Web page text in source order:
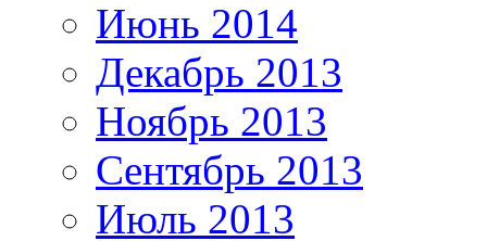
Июнь 2014
Декабрь 2013
Ноябрь 2013
Сентябрь 2013
Июль 2013